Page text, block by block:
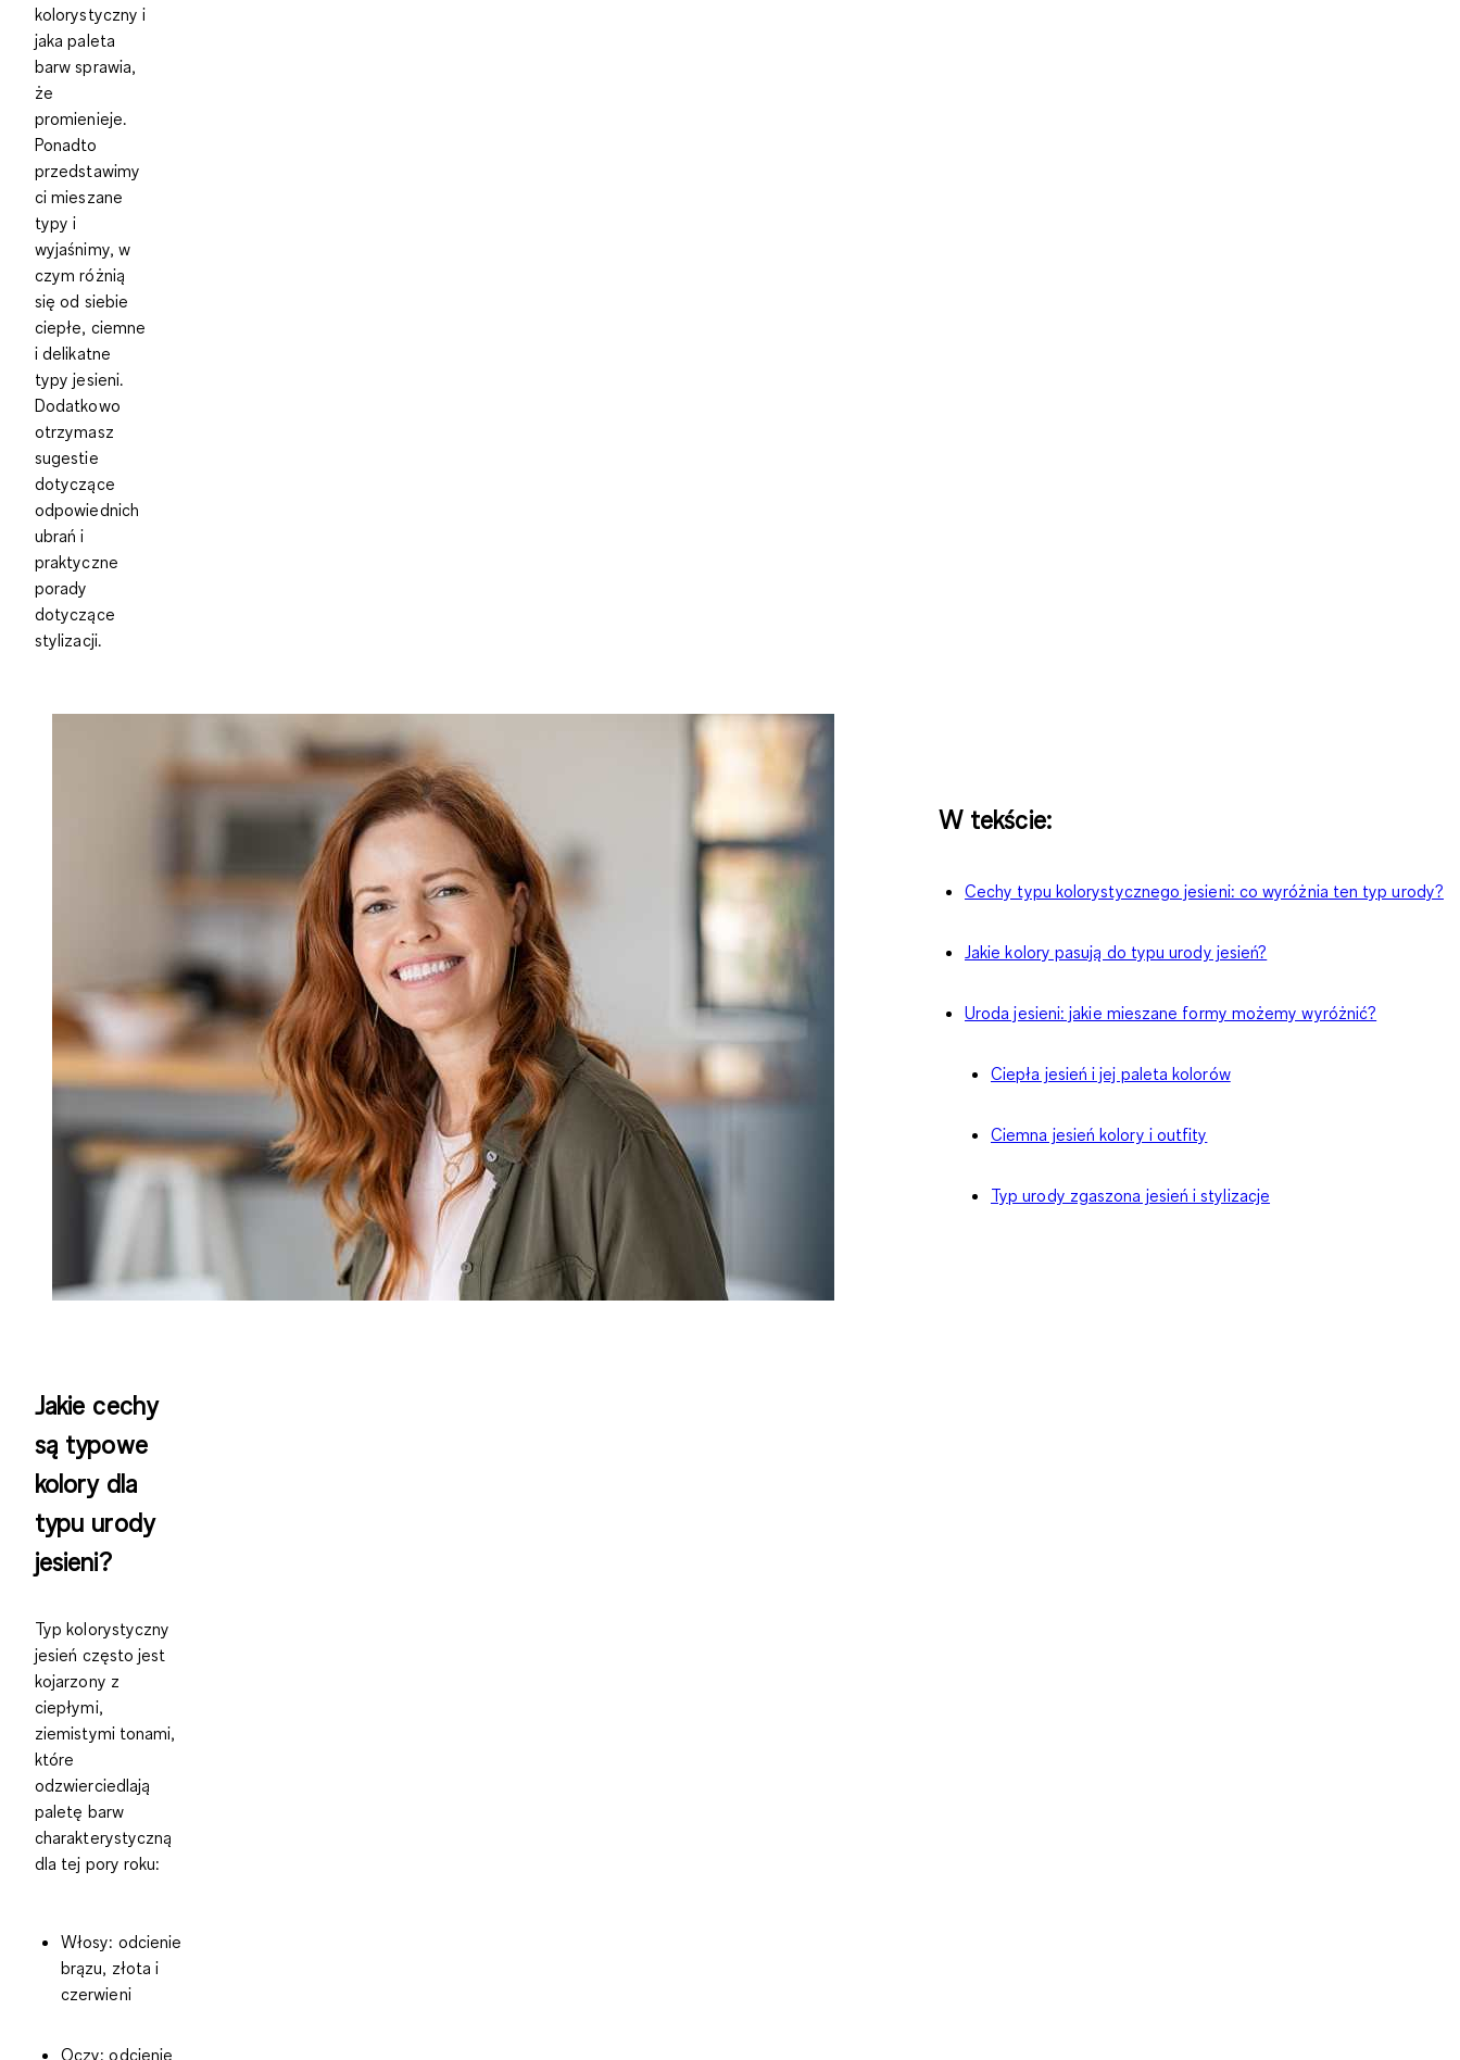
kolorystyczny i
jaka paleta
barw sprawia,
że
promienieje.
Ponadto
przedstawimy
ci mieszane
typy i
wyjaśnimy, w
czym różnią
się od siebie
ciepłe, ciemne
i delikatne
typy jesieni.
Dodatkowo
otrzymasz
sugestie
dotyczące
odpowiednich
ubrań i
praktyczne
porady
dotyczące
stylizacji.
W tekście:
Cechy typu kolorystycznego jesieni: co wyróżnia ten typ urody?
Jakie kolory pasują do typu urody jesień?
Uroda jesieni: jakie mieszane formy możemy wyróżnić?
Ciepła jesień i jej paleta kolorów
Ciemna jesień kolory i outfity
Typ urody zgaszona jesień i stylizacje
Jakie cechy
są typowe
kolory dla
typu urody
jesieni?
Typ kolorystyczny
jesień często jest
kojarzony z
ciepłymi,
ziemistymi tonami,
które
odzwierciedlają
paletę barw
charakterystyczną
dla tej pory roku:
Włosy: odcienie
brązu, złota i
czerwieni
Oczy: odcienie